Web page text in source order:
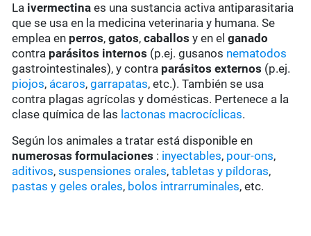
La ivermectina es una sustancia activa antiparasitaria
que se usa en la medicina veterinaria y humana. Se
emplea en perros,gatos,caballos y en elganado
contra parásitos internos (p.ej. gusanos nematodos
gastrointestinales), y contra parásitos externos (p.ej.
piojos, ácaros,garrapatas, etc.). También se usa
contra plagas agrícolas y domésticas. Pertenece a la
clase química de las lactonas macrocíclicas.
Según los animales a tratar está disponible en
numerosas formulaciones : inyectables, pour-ons,
aditivos,suspensiones orales,tabletas y píldoras,
pastas y geles orales, bolos intrarruminales, etc.